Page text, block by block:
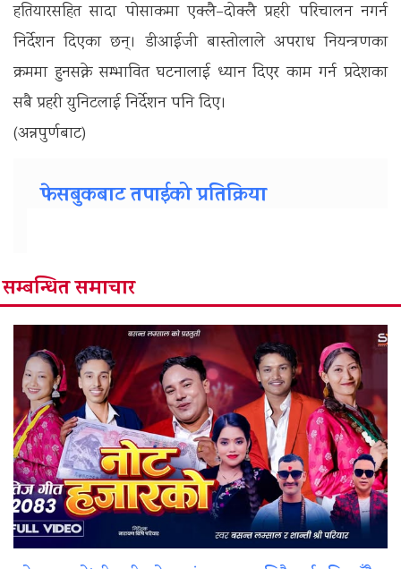
हतियारसहित सादा पोसाकमा एक्लै–दोक्लै प्रहरी परिचालन नगर्न
निर्देशन दिएका छन्। डीआईजी बास्तोलाले अपराध नियन्त्रणका
क्रममा हुनसक्ने सम्भावित घटनालाई ध्यान दिएर काम गर्न प्रदेशका
सबै प्रहरी युनिटलाई निर्देशन पनि दिए।
(अन्नपुर्णबाट)
फेसबुकबाट तपाईको प्रतिक्रिया
सम्बन्धित समाचार